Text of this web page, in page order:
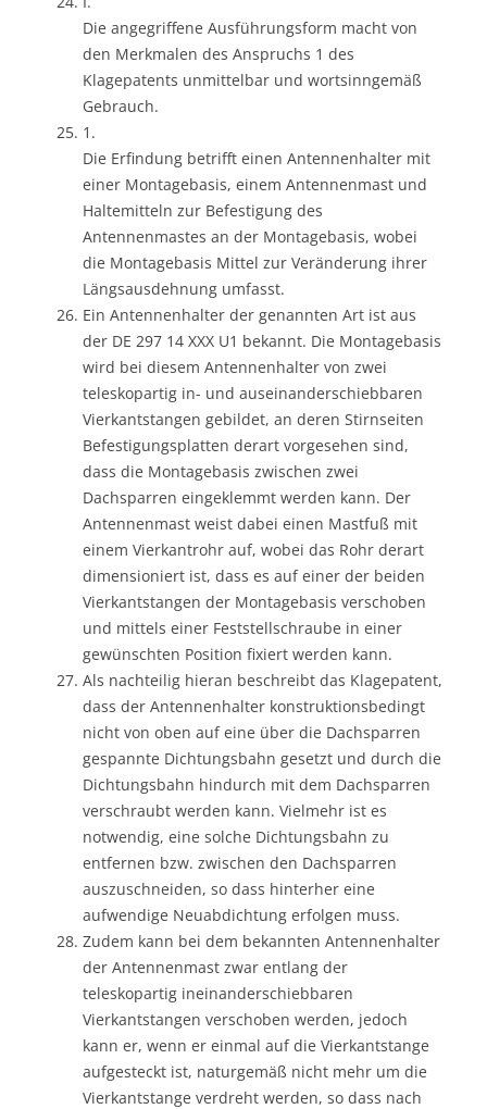
Die angegriffene Ausführungsform macht von
den Merkmalen des Anspruchs 1 des
Klagepatents unmittelbar und wortsinngemäß
Gebrauch.
1.
Die Erfindung betrifft einen Antennenhalter mit
einer Montagebasis, einem Antennenmast und
Haltemitteln zur Befestigung des
Antennenmastes an der Montagebasis, wobei
die Montagebasis Mittel zur Veränderung ihrer
Längsausdehnung umfasst.
Ein Antennenhalter der genannten Art ist aus
der DE 297 14 XXX U1 bekannt. Die Montagebasis
wird bei diesem Antennenhalter von zwei
teleskopartig in- und auseinanderschiebbaren
Vierkantstangen gebildet, an deren Stirnseiten
Befestigungsplatten derart vorgesehen sind,
dass die Montagebasis zwischen zwei
Dachsparren eingeklemmt werden kann. Der
Antennenmast weist dabei einen Mastfuß mit
einem Vierkantrohr auf, wobei das Rohr derart
dimensioniert ist, dass es auf einer der beiden
Vierkantstangen der Montagebasis verschoben
und mittels einer Feststellschraube in einer
gewünschten Position fixiert werden kann.
Als nachteilig hieran beschreibt das Klagepatent,
dass der Antennenhalter konstruktionsbedingt
nicht von oben auf eine über die Dachsparren
gespannte Dichtungsbahn gesetzt und durch die
Dichtungsbahn hindurch mit dem Dachsparren
verschraubt werden kann. Vielmehr ist es
notwendig, eine solche Dichtungsbahn zu
entfernen bzw. zwischen den Dachsparren
auszuschneiden, so dass hinterher eine
aufwendige Neuabdichtung erfolgen muss.
Zudem kann bei dem bekannten Antennenhalter
der Antennenmast zwar entlang der
teleskopartig ineinanderschiebbaren
Vierkantstangen verschoben werden, jedoch
kann er, wenn er einmal auf die Vierkantstange
aufgesteckt ist, naturgemäß nicht mehr um die
Vierkantstange verdreht werden, so dass nach